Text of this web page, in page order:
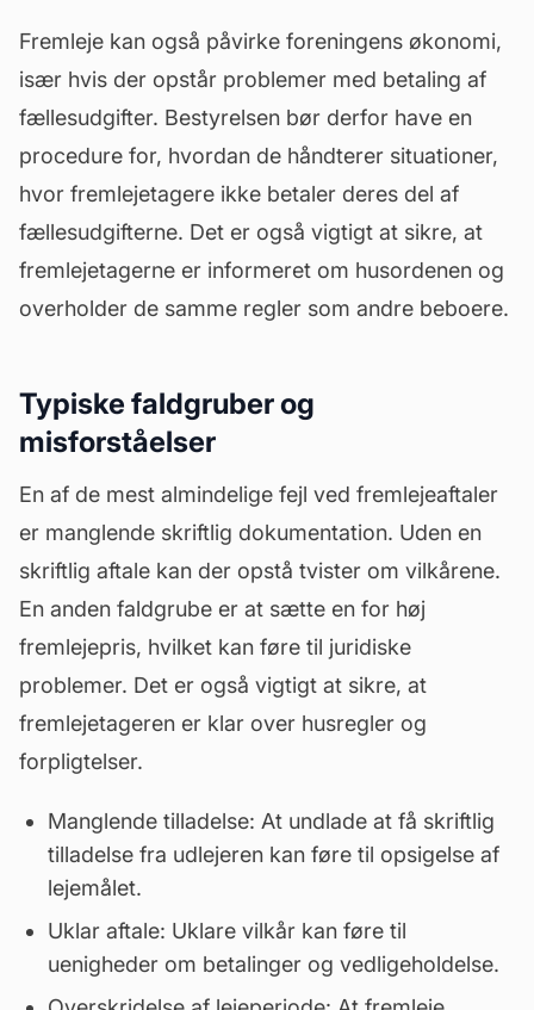
Fremleje kan også påvirke foreningens økonomi,
især hvis der opstår problemer med betaling af
fællesudgifter. Bestyrelsen bør derfor have en
procedure for, hvordan de håndterer situationer,
hvor fremlejetagere ikke betaler deres del af
fællesudgifterne. Det er også vigtigt at sikre, at
fremlejetagerne er informeret om husordenen og
overholder de samme regler som andre beboere.
Typiske faldgruber og
misforståelser
En af de mest almindelige fejl ved fremlejeaftaler
er manglende skriftlig dokumentation. Uden en
skriftlig aftale kan der opstå tvister om vilkårene.
En anden faldgrube er at sætte en for høj
fremlejepris, hvilket kan føre til juridiske
problemer. Det er også vigtigt at sikre, at
fremlejetageren er klar over husregler og
forpligtelser.
Manglende tilladelse: At undlade at få skriftlig
tilladelse fra udlejeren kan føre til opsigelse af
lejemålet.
Uklar aftale: Uklare vilkår kan føre til
uenigheder om betalinger og vedligeholdelse.